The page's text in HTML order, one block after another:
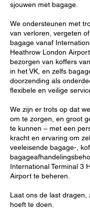
sjouwen met bagage.
We ondersteunen met
van verloren, vergeten
bagage vanaf
Heathrow London
bezorgen van koffers
in het VK, en zelfs
doorzending als
flexibele en veilige
We zijn er trots op dat
om te zorgen, en groot
te kunnen – met een
kracht en ervaring om
veeleisende bagage-,
International Terminal 3
Airport te beheren.
Laat ons de last dragen,
hoeft te doen.